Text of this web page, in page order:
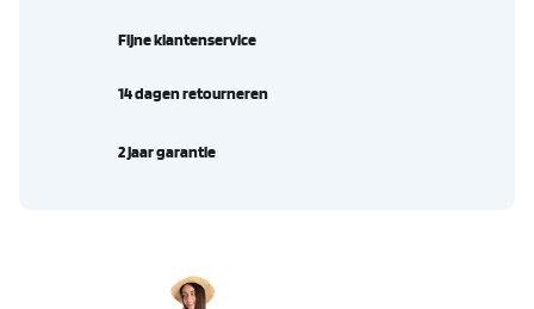
Fijne klantenservice
14 dagen retourneren
2 jaar garantie